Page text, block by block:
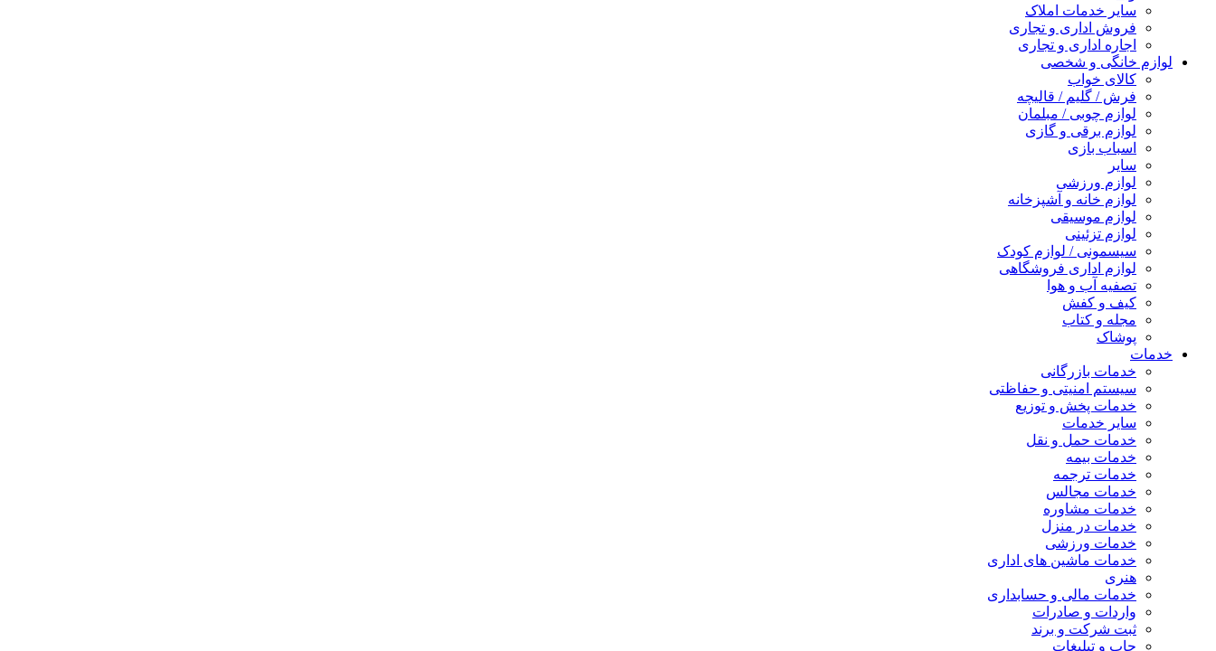
سایر خدمات املاک
فروش اداری و تجاری
اجاره اداری و تجاری
لوازم خانگی و شخصی
کالای خواب
فرش / گلیم / قالیچه
لوازم چوبی / مبلمان
لوازم برقی و گازی
اسباب بازی
سایر
لوازم ورزشی
لوازم خانه و آشپزخانه
لوازم موسیقی
لوازم تزئینی
سیسمونی / لوازم کودک
لوازم اداری فروشگاهی
تصفیه آب و هوا
کیف و کفش
مجله و کتاب
پوشاک
خدمات
خدمات بازرگانی
سیستم امنیتی و حفاظتی
خدمات پخش و توزیع
سایر خدمات
خدمات حمل و نقل
خدمات بیمه
خدمات ترجمه
خدمات مجالس
خدمات مشاوره
خدمات در منزل
خدمات ورزشی
خدمات ماشین های اداری
هنری
خدمات مالی و حسابداری
واردات و صادرات
ثبت شرکت و برند
چاپ و تبلیغات